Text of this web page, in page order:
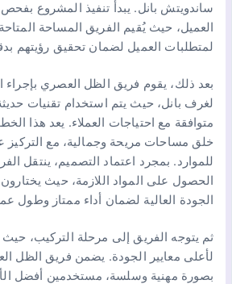
ساندويتش بانل. يبدأ تنفيذ المشروع
العميل، حيث يُقيم الفريق المساحة
لمتطلبات العميل لضمان تحقيق رؤيتهم
بعد ذلك، يقوم فريق الظل العصري بإجراء
لغرف بانل، حيث يتم استخدام تقنيات
متوافقة مع احتياجات العملاء. يعد هذا
خلق مساحات مريحة وجمالية، مع التركيز
للموارد. بمجرد اعتماد التصميم، ينتقل
الحصول على المواد اللازمة، حيث يختارون
الجودة العالية لضمان أداء ممتاز وطول
ثم يتوجه الفريق إلى مرحلة التركيب، حيث
لأعلى معايير الجودة. يضمن فريق الظل
بصورة مهنية وسلسة، مستخدمين أفضل